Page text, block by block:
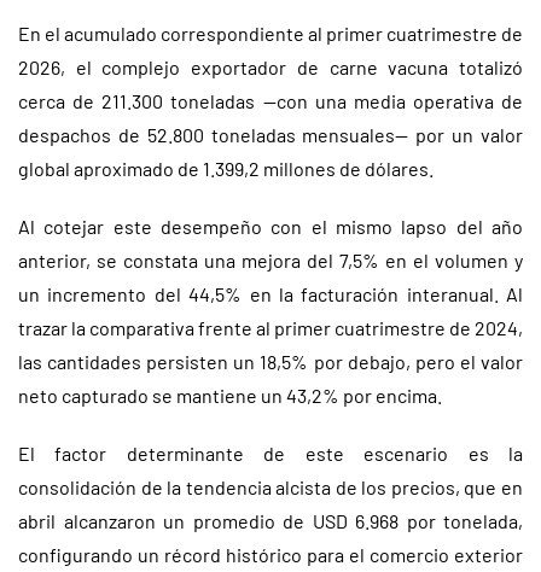
En el acumulado correspondiente al primer cuatrimestre de
2026, el complejo exportador de carne vacuna totalizó
cerca de 211.300 toneladas —con una media operativa de
despachos de 52.800 toneladas mensuales— por un valor
global aproximado de 1.399,2 millones de dólares.
Al cotejar este desempeño con el mismo lapso del año
anterior, se constata una mejora del 7,5% en el volumen y
un incremento del 44,5% en la facturación interanual. Al
trazar la comparativa frente al primer cuatrimestre de 2024,
las cantidades persisten un 18,5% por debajo, pero el valor
neto capturado se mantiene un 43,2% por encima.
El factor determinante de este escenario es la
consolidación de la tendencia alcista de los precios, que en
abril alcanzaron un promedio de USD 6.968 por tonelada,
configurando un récord histórico para el comercio exterior